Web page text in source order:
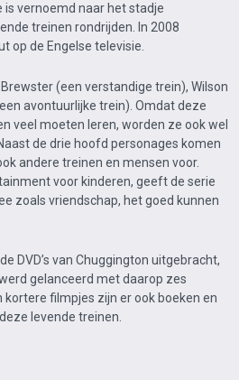
is vernoemd naar het stadje
treinen rondrijden. In 2008
op de Engelse televisie.
(een verstandige trein), Wilson
avontuurlijke trein). Omdat deze
veel moeten leren, worden ze ook wel
de drie hoofd personages komen
andere treinen en mensen voor.
voor kinderen, geeft de serie
zoals vriendschap, het goed kunnen
DVD’s van Chuggington uitgebracht,
gelanceerd met daarop zes
filmpjes zijn er ook boeken en
levende treinen.